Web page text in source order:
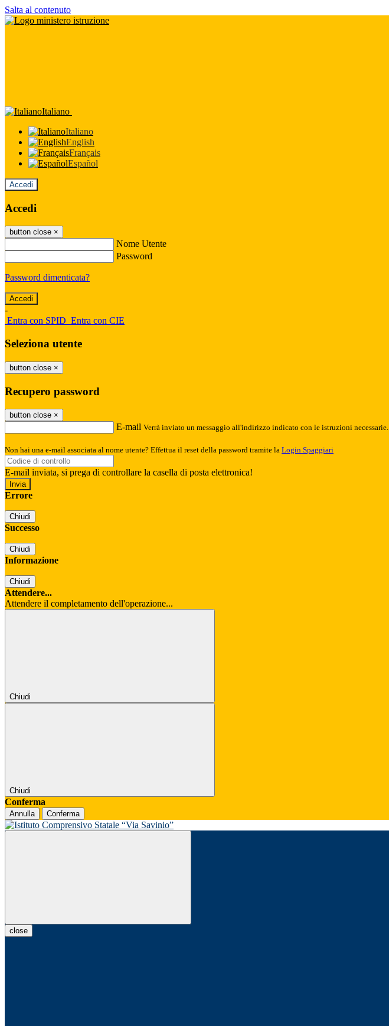
Salta al contenuto
Italiano
Italiano
English
Français
Español
Accedi
Accedi
button close ×
Nome Utente
Password
Password dimenticata?
-
Entra con SPID Entra con CIE
Seleziona utente
button close ×
Recupero password
button close ×
E-mail Verrà inviato un messaggio all'indirizzo indicato con le istruzioni necessarie.
Non hai una e-mail associata al nome utente? Effettua il reset della password tramite la Login Spaggiari
E-mail inviata, si prega di controllare la casella di posta elettronica!
Errore
Chiudi
Successo
Chiudi
Informazione
Chiudi
Attendere...
Attendere il completamento dell'operazione...
Chiudi
Chiudi
Conferma
Annulla Conferma
close